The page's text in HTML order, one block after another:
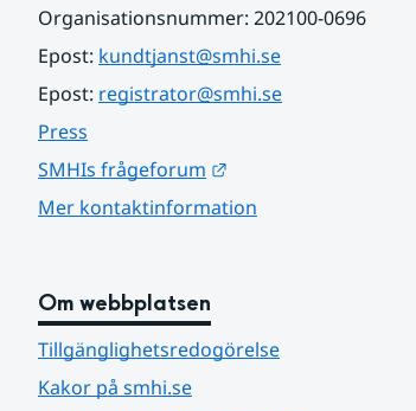
Organisationsnummer: 202100-0696
Epost: kundtjanst@smhi.se
Epost: registrator@smhi.se
Press
SMHIs frågeforum
Mer kontaktinformation
Om webbplatsen
Tillgänglighetsredogörelse
Kakor på smhi.se